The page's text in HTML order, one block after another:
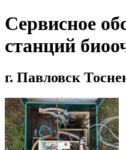
Сервисное
станций
г. Павловск